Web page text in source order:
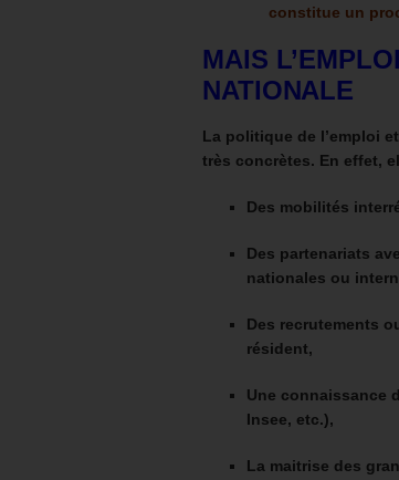
constitue un
MAIS
NATIONALE
La politique de l’emploi
très concrètes. En effet,
Des mobilités
Des partenariats
nationales ou
Des recrutements
résident,
Une connaissance
Insee, etc.),
La maitrise des